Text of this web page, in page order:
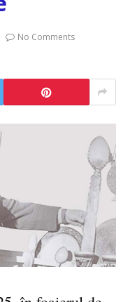
No Comments